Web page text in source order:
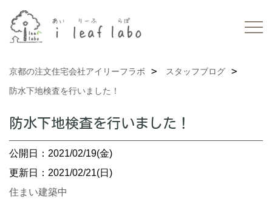
京都の注文住宅会社アイリーフラボ
スタッフブログ
防水下地検査を行いました！
防水下地検査を行いました！
公開日：2021/02/19(金)
更新日：2021/02/21(日)
住まい建築中